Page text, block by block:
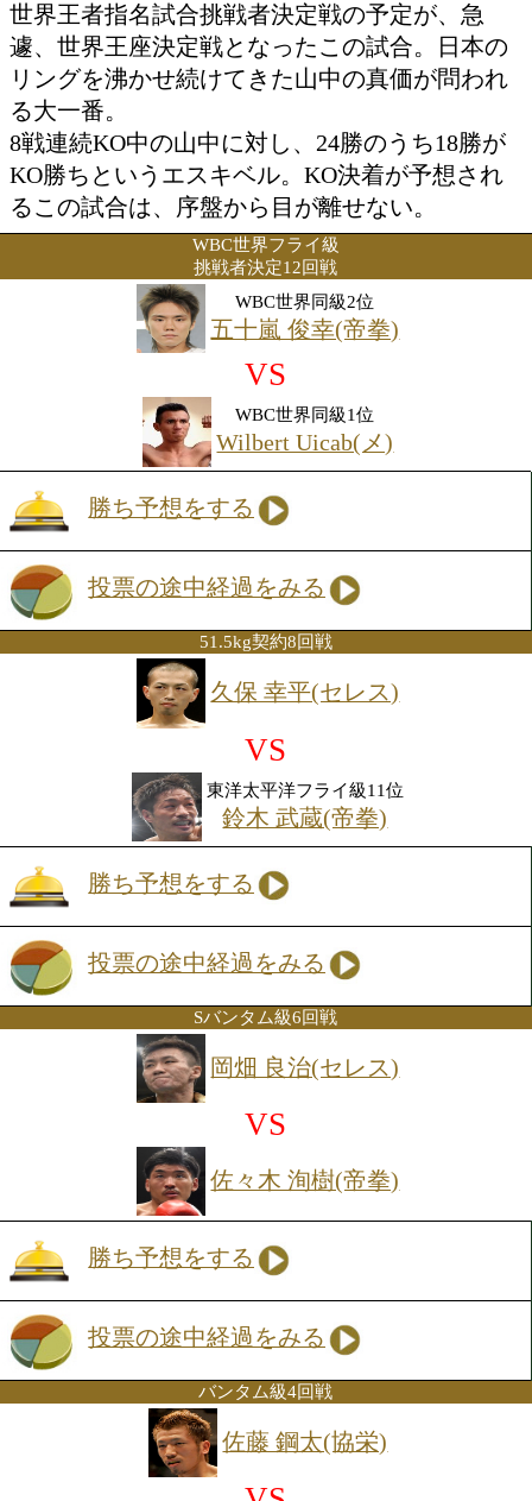
山中 慎介(帝拳)
VS
Christian Esquivel(メ)
勝ち予想をする
投票の途中経過をみる
注目:『KO決着必至!』
世界王者指名試合挑戦者決定戦の予定
遽、世界王座決定戦となったこの試合
リングを沸かせ続けてきた山中の真価
る大一番。
8戦連続KO中の山中に対し、24勝のうち
KO勝ちというエスキベル。KO決着が予
るこの試合は、序盤から目が離せない。
挑戦者決定12回戦
WBC世界同級2位
五十嵐 俊幸(帝拳)
Wilbert Uicab(メ)
勝ち予想をする
投票の途中経過をみる
久保 幸平(セレス)
VS
東洋太平洋フライ級11位
鈴木 武蔵(帝拳)